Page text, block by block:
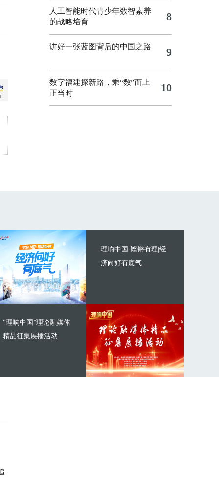
人工智能时代青少年数智素养
的战略培育
8
讲好一张蓝图背后的中国之路 9
数字福建探新路，乘“数”而上
正当时
10
理响中国·铿锵有理|经
济向好有底气
“理响中国”理论融媒体
精品征集展播活动